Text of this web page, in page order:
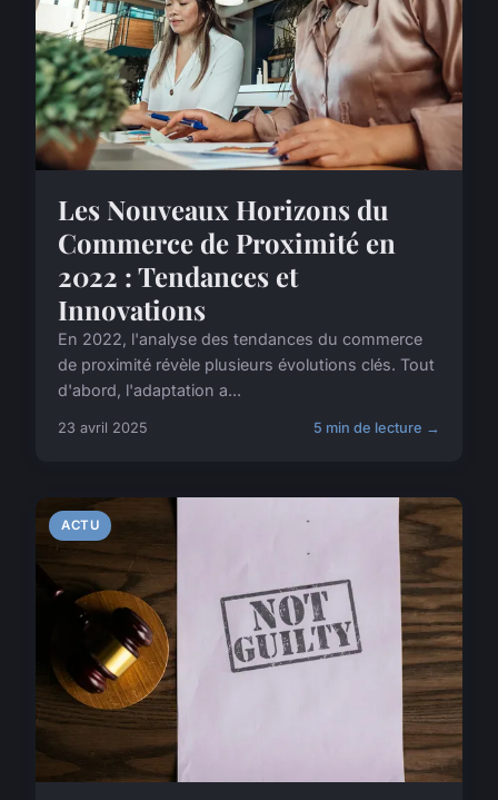
Les Nouveaux Horizons du
Commerce de Proximité en
2022 : Tendances et
Innovations
En 2022, l'analyse des tendances du commerce
de proximité révèle plusieurs évolutions clés. Tout
d'abord, l'adaptation a...
23 avril 2025 5 min de lecture →
ACTU